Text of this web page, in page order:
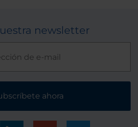
newsletter
ahora